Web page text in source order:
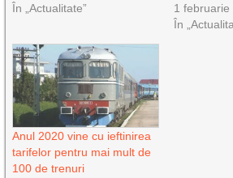
În „Actualitate”
1 februarie
În
Anul 2020 vine cu ieftinirea
tarifelor pentru mai mult de
100 de trenuri